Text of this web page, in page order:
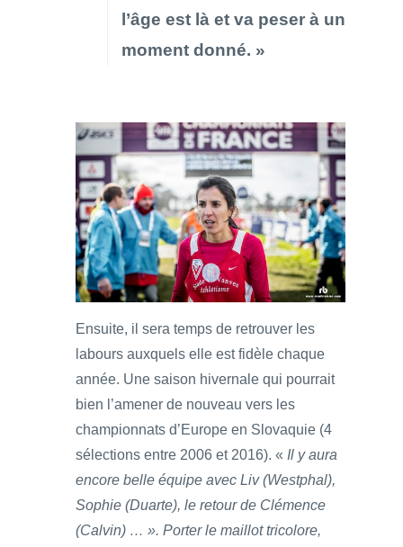
l’âge est là et va peser à un
moment donné. »
Ensuite, il sera temps de retrouver les
labours auxquels elle est fidèle chaque
année. Une saison hivernale qui pourrait
bien l’amener de nouveau vers les
championnats d’Europe en Slovaquie (4
sélections entre 2006 et 2016). « Il y aura
encore belle équipe avec Liv (Westphal),
Sophie (Duarte), le retour de Clémence
(Calvin) … ». Porter le maillot tricolore,